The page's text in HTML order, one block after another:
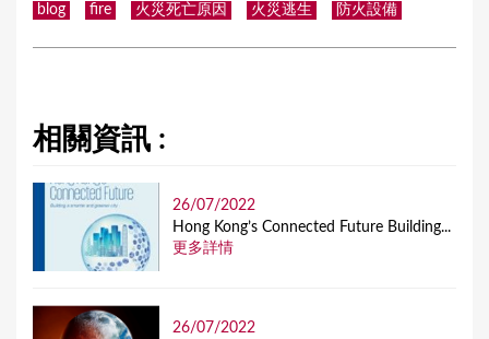
blog
fire 火災死亡原因 火災逃生 防火設備
相關資訊 :
26/07/2022
Hong Kong’s Connected Future Building...
更多詳情
26/07/2022